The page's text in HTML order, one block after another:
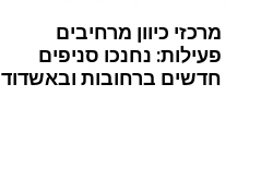
מרכזי כיוון מרחיבים
פעילות: נחנכו סניפים
חדשים ברחובות ובאשדוד